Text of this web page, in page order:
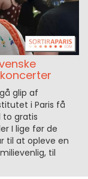
glip af
i Paris få
to gratis
I lige før de
til at opleve en
til